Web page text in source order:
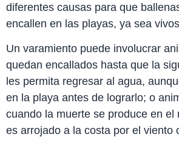
diferentes causas para que
encallen en las playas, ya sea
Un varamiento puede involucrar
quedan encallados hasta que la
les permita regresar al agua,
en la playa antes de lograrlo; o
cuando la muerte se produce en el
es arrojado a la costa por el viento